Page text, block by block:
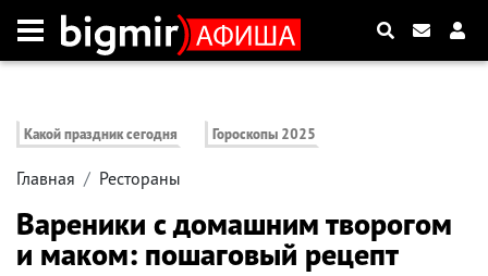
Какой праздник сегодня Гороскопы 2025
Главная Рестораны
Вареники с домашним творогом
и маком: пошаговый рецепт